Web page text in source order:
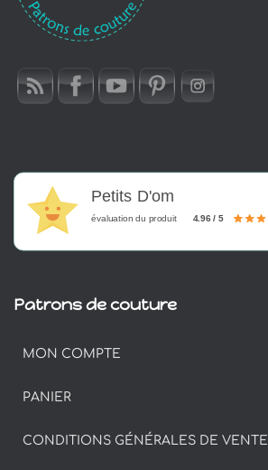
Petits D'om
évaluation du produit 4.96 / 5
Patrons de couture
MON COMPTE
PANIER
CONDITIONS GÉNÉRALES DE VENTE